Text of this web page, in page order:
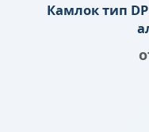
Камлок тип